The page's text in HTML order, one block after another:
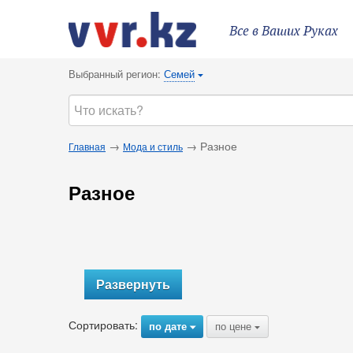
Все в Ваших Руках
Выбранный регион: Семей {
Главная → Мода и стиль → Разное
Разное
Развернуть
Сортировать: по дате{ по цене {